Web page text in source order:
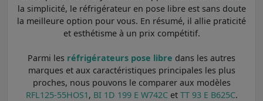
la simplicité, le réfrigérateur en pose libre est sans doute
la meilleure option pour vous. En résumé, il allie praticité
et esthétisme à un prix compétitif.
Parmi les réfrigérateurs pose libre dans les autres
marques et aux caractéristiques principales les plus
proches, nous pouvons le comparer aux modèles
RFL125-55HOS1 , BI 1D 199 E W742Cet TT 93 E B625C.